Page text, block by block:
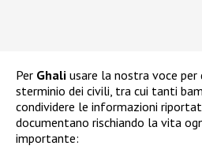
Per Ghali usare la nostra voce
sterminio dei civili, tra cui tanti
condividere le informazioni
documentano rischiando la vita
importante: